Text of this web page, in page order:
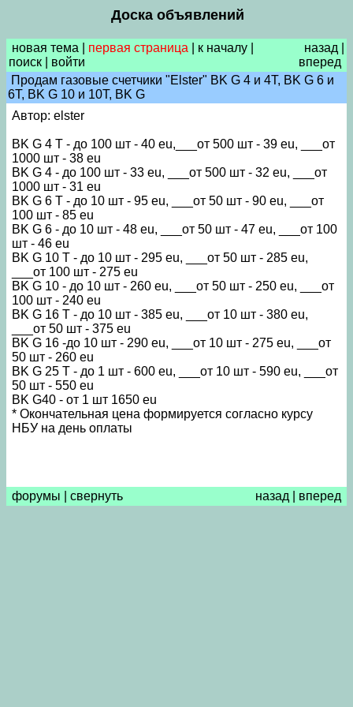
Доска объявлений
новая тема первая страница к началу
поиск
войти
назад
вперед
Продам газовые счетчики "Elster" BK G 4 и 4T, BK G 6 и
6T, BK G 10 и 10T, BK G
Автор: elster
BK G 4 T - до 100 шт - 40 eu,___от 500 шт - 39 eu, ___от
1000 шт - 38 eu
BK G 4 - до 100 шт - 33 eu, ___от 500 шт - 32 eu, ___от
1000 шт - 31 eu
BK G 6 T - до 10 шт - 95 eu, ___от 50 шт - 90 eu, ___от
100 шт - 85 eu
BK G 6 - до 10 шт - 48 eu, ___от 50 шт - 47 eu, ___от 100
шт - 46 eu
BK G 10 T - до 10 шт - 295 eu, ___от 50 шт - 285 eu,
___от 100 шт - 275 eu
BK G 10 - до 10 шт - 260 eu, ___от 50 шт - 250 eu, ___от
100 шт - 240 eu
BK G 16 T - до 10 шт - 385 eu, ___от 10 шт - 380 eu,
___от 50 шт - 375 eu
BK G 16 -до 10 шт - 290 eu, ___от 10 шт - 275 eu, ___от
50 шт - 260 eu
BK G 25 T - до 1 шт - 600 eu, ___от 10 шт - 590 eu, ___от
50 шт - 550 eu
BK G40 - от 1 шт 1650 eu
* Окончательная цена формируется согласно курсу
НБУ на день оплаты
форумы свернуть назад вперед